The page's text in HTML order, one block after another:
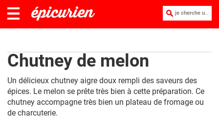
je cherche une recette :
Chutney de melon
Un délicieux chutney aigre doux rempli des saveurs des
épices. Le melon se prête très bien à cette préparation. Ce
chutney accompagne très bien un plateau de fromage ou
de charcuterie.